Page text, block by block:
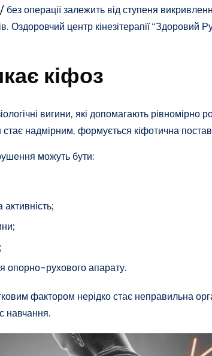
без операції залежить від ступеня
Оздоровчий центр кінезітерапії “Здоровий
кіфоз
вигини, які допомагають рівномірно
стає надмірним, формується кіфотична
можуть бути:
опорно-рухового апарату.
фактором нерідко стає неправильна
навчання.